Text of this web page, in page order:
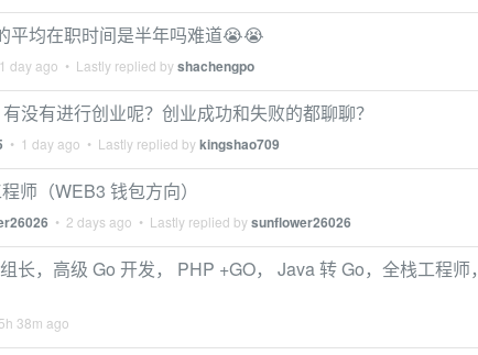
平均在职时间是半年吗难道😭😭
1 day ago • Lastly replied byshachengpo
没有进行创业呢？创业成功和失败的都聊聊？
• 1 day ago • Lastly replied bykingshao709
师（WEB3 钱包方向）
• 2 days ago • Lastly replied bysunflower26026
长，高级 Go 开发， PHP +GO， Java 转 Go，全栈工程师，
38m ago